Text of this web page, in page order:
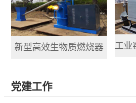
新型高效生物质燃烧器
党建工作